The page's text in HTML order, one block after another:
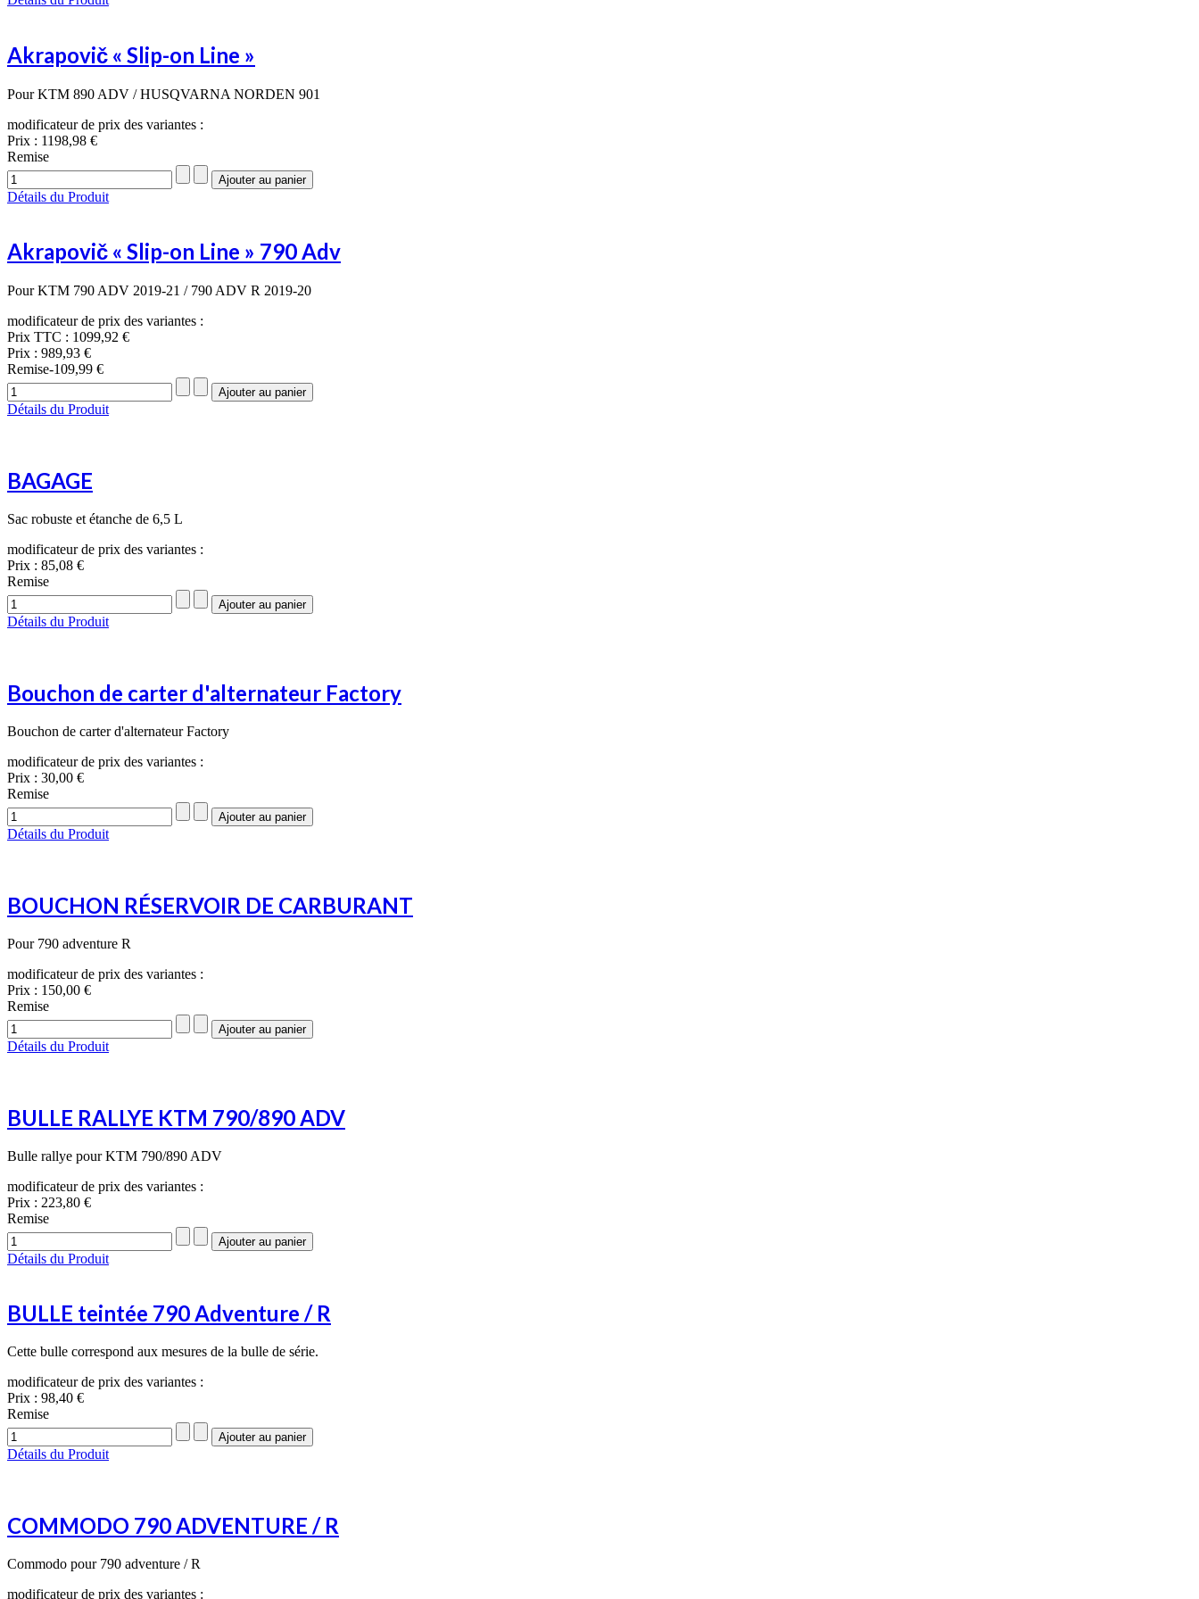
Akrapovič « Slip-on Line »
Pour KTM 890 ADV / HUSQVARNA NORDEN 901
modificateur de prix des variantes :
Prix : 1198,98 €
Remise
Détails du Produit
Akrapovič « Slip-on Line » 790 Adv
Pour KTM 790 ADV 2019-21 / 790 ADV R 2019-20
modificateur de prix des variantes :
Prix TTC : 1099,92 €
Prix : 989,93 €
Remise-109,99 €
Détails du Produit
BAGAGE
Sac robuste et étanche de 6,5 L
modificateur de prix des variantes :
Prix : 85,08 €
Remise
Détails du Produit
Bouchon de carter d'alternateur Factory
Bouchon de carter d'alternateur Factory
modificateur de prix des variantes :
Prix : 30,00 €
Remise
Détails du Produit
BOUCHON RÉSERVOIR DE CARBURANT
Pour 790 adventure R
modificateur de prix des variantes :
Prix : 150,00 €
Remise
Détails du Produit
BULLE RALLYE KTM 790/890 ADV
Bulle rallye pour KTM 790/890 ADV
modificateur de prix des variantes :
Prix : 223,80 €
Remise
Détails du Produit
BULLE teintée 790 Adventure / R
Cette bulle correspond aux mesures de la bulle de série.
modificateur de prix des variantes :
Prix : 98,40 €
Remise
Détails du Produit
COMMODO 790 ADVENTURE / R
Commodo pour 790 adventure / R
modificateur de prix des variantes :